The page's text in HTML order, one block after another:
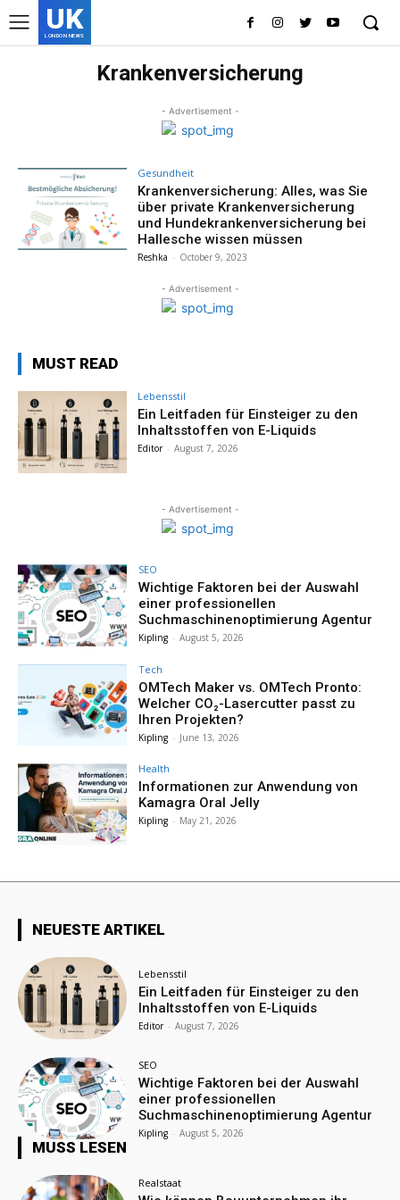
UK
LONDON NEWS
Krankenversicherung
- Advertisement -
Gesundheit
Krankenversicherung: Alles, was Sie
über private Krankenversicherung
und Hundekrankenversicherung bei
Hallesche wissen müssen
Reshka - October 9, 2023
- Advertisement -
MUST READ
Lebensstil
Ein Leitfaden für Einsteiger zu den
Inhaltsstoffen von E-Liquids
Editor - August 7, 2026
- Advertisement -
SEO
Wichtige Faktoren bei der Auswahl
einer professionellen
Suchmaschinenoptimierung Agentur
Kipling - August 5, 2026
Tech
OMTech Maker vs. OMTech Pronto:
Welcher CO₂-Lasercutter passt zu
Ihren Projekten?
Kipling - June 13, 2026
Health
Informationen zur Anwendung von
Kamagra Oral Jelly
Kipling - May 21, 2026
NEUESTE ARTIKEL
Lebensstil
Ein Leitfaden für Einsteiger zu den
Inhaltsstoffen von E-Liquids
Editor - August 7, 2026
SEO
Wichtige Faktoren bei der Auswahl
einer professionellen
Suchmaschinenoptimierung Agentur
Kipling - August 5, 2026
MUSS LESEN
Realstaat